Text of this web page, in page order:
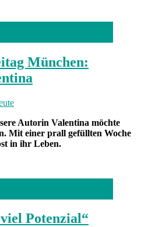
München:
Autorin Valentina möchte
Mit einer prall gefüllten Woche
in ihr Leben.
Potenzial“